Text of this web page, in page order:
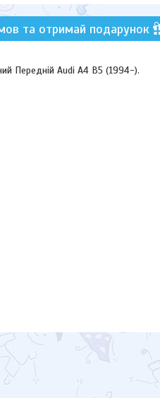
та отримай подарунок
Передній Audi A4 B5 (1994-).